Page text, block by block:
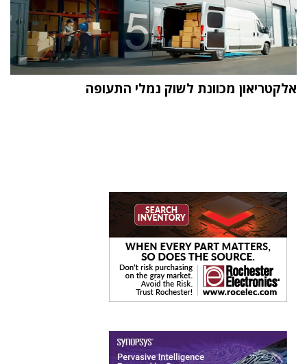
אלקטריאון מכוונת לשוק נמלי התעופה